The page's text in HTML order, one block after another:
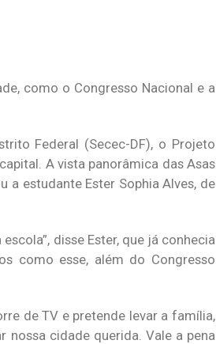
como o Congresso Nacional e a
Federal (Secec-DF), o Projeto
A vista panorâmica das Asas
a estudante Ester Sophia Alves, de
disse Ester, que já conhecia
como esse, além do Congresso
de TV e pretende levar a família,
nossa cidade querida. Vale a pena